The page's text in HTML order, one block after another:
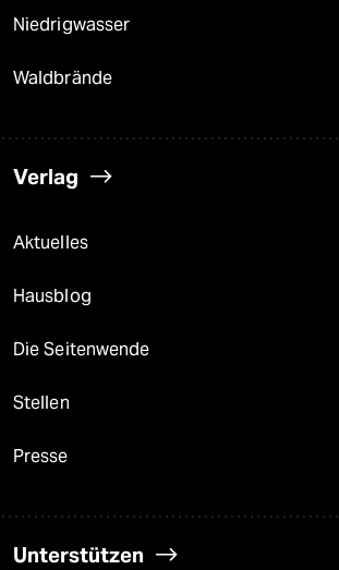
Niedrigwasser
Waldbrände
Verlag
Aktuelles
Hausblog
Die Seitenwende
Stellen
Presse
Unterstützen